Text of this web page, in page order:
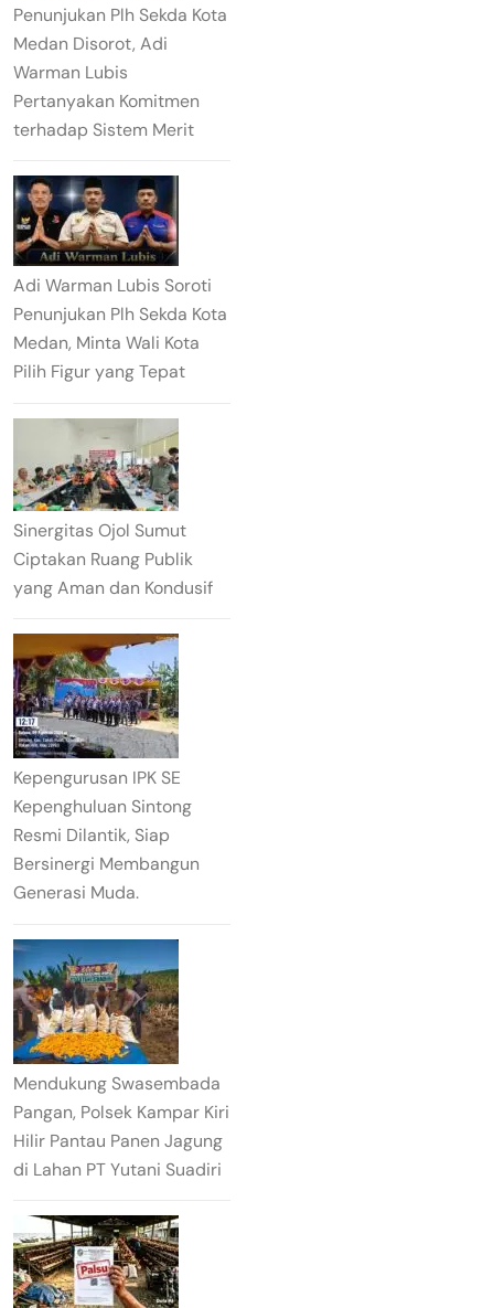
Penunjukan Plh Sekda Kota
Medan Disorot, Adi
Warman Lubis
Pertanyakan Komitmen
terhadap Sistem Merit
Adi Warman Lubis Soroti
Penunjukan Plh Sekda Kota
Medan, Minta Wali Kota
Pilih Figur yang Tepat
Sinergitas Ojol Sumut
Ciptakan Ruang Publik
yang Aman dan Kondusif
Kepengurusan IPK SE
Kepenghuluan Sintong
Resmi Dilantik, Siap
Bersinergi Membangun
Generasi Muda.
Mendukung Swasembada
Pangan, Polsek Kampar Kiri
Hilir Pantau Panen Jagung
di Lahan PT Yutani Suadiri